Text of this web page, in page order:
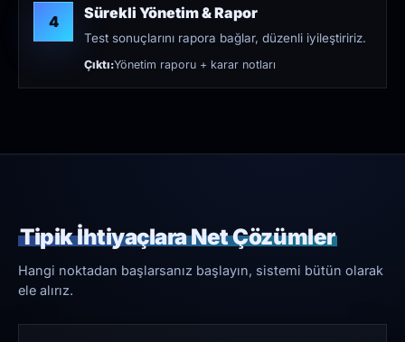
4 Sürekli Yönetim & Rapor
Test sonuçlarını rapora bağlar, düzenli iyileştiririz.
Çıktı:Yönetim raporu + karar notları
Tipik İhtiyaçlara Net Çözümler
Hangi noktadan başlarsanız başlayın, sistemi bütün olarak
ele alırız.